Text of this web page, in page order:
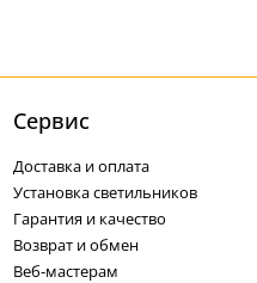
Cервис
Доставка и оплата
Установка светильников
Гарантия и качество
Возврат и обмен
Веб-мастерам